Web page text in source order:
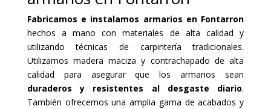
Fabricamos e instalamos armarios en Fontarron
hechos a mano con materiales de alta calidad y
utilizando técnicas de carpintería tradicionales.
Utilizamos madera maciza y contrachapado de alta
calidad para asegurar que los armarios sean
duraderos y resistentes al desgaste diario.
También ofrecemos una amplia gama de acabados y